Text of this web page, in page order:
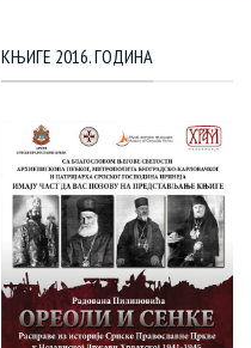
КЊИГЕ 2016. ГОДИНА